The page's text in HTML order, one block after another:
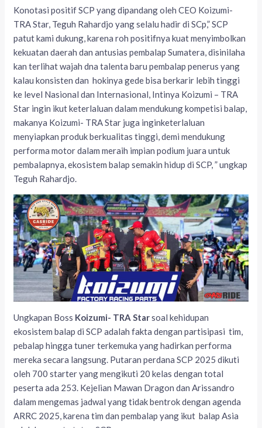
Konotasi positif SCP yang dipandang oleh CEO Koizumi-
TRA Star, Teguh Rahardjo yang selalu hadir di SCp,” SCP
patut kami dukung, karena roh positifnya kuat menyimbolkan
kekuatan daerah dan antusias pembalap Sumatera, disinilaha
kan terlihat wajah dna talenta baru pembalap penerus yang
kalau konsisten dan hokinya gede bisa berkarir lebih tinggi
ke level Nasional dan Internasional, Intinya Koizumi – TRA
Star ingin ikut keterlaluan dalam mendukung kompetisi balap,
makanya Koizumi- TRA Star juga inginketerlaluan
menyiapkan produk berkualitas tinggi, demi mendukung
performa motor dalam meraih impian podium juara untuk
pembalapnya, ekosistem balap semakin hidup di SCP, ” ungkap
Teguh Rahardjo.
Ungkapan Boss Koizumi- TRA Starsoal kehidupan
ekosistem balap di SCP adalah fakta dengan partisipasi tim,
pebalap hingga tuner terkemuka yang hadirkan performa
mereka secara langsung. Putaran perdana SCP 2025 dikuti
oleh 700 starter yang mengikuti 20 kelas dengan total
peserta ada 253. Kejelian Mawan Dragon dan Arissandro
dalam mengemas jadwal yang tidak bentrok dengan agenda
ARRC 2025, karena tim dan pembalap yang ikut balap Asia